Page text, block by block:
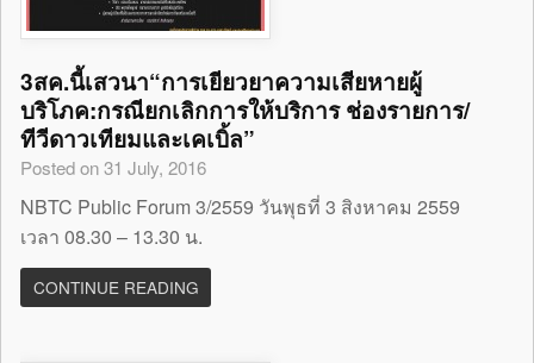
3สค.นี้เสวนา“การเยียวยาความเสียหายผู้
บริโภค:กรณียกเลิกการให้บริการ ช่องรายการ/
ทีวีดาวเทียมและเคเบิ้ล”
Posted on 31 July, 2016
NBTC Public Forum 3/2559 วันพุธที่ 3 สิงหาคม 2559
เวลา 08.30 – 13.30 น.
CONTINUE READING